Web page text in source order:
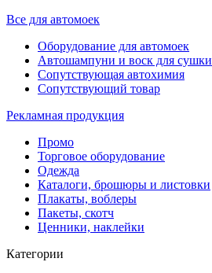
Все для автомоек
Оборудование для автомоек
Автошампуни и воск для сушки
Сопутствующая автохимия
Сопутствующий товар
Рекламная продукция
Промо
Торговое оборудование
Одежда
Каталоги, брошюры и листовки
Плакаты, воблеры
Пакеты, скотч
Ценники, наклейки
Категории